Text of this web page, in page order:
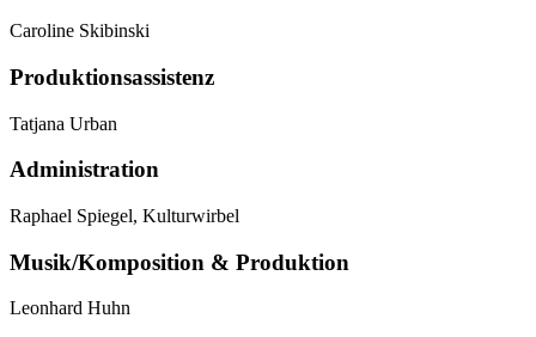
Caroline Skibinski
Produktionsassistenz
Tatjana Urban
Administration
Raphael Spiegel, Kulturwirbel
Musik/Komposition & Produktion
Leonhard Huhn